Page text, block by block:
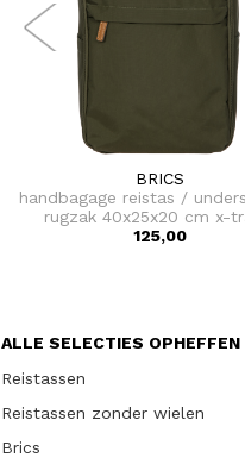
BRICS
handbagage reistas /
rugzak 40x25x20 cm x-
125,00
ALLE SELECTIES OPHEFFEN
Reistassen
Reistassen zonder wielen
Brics